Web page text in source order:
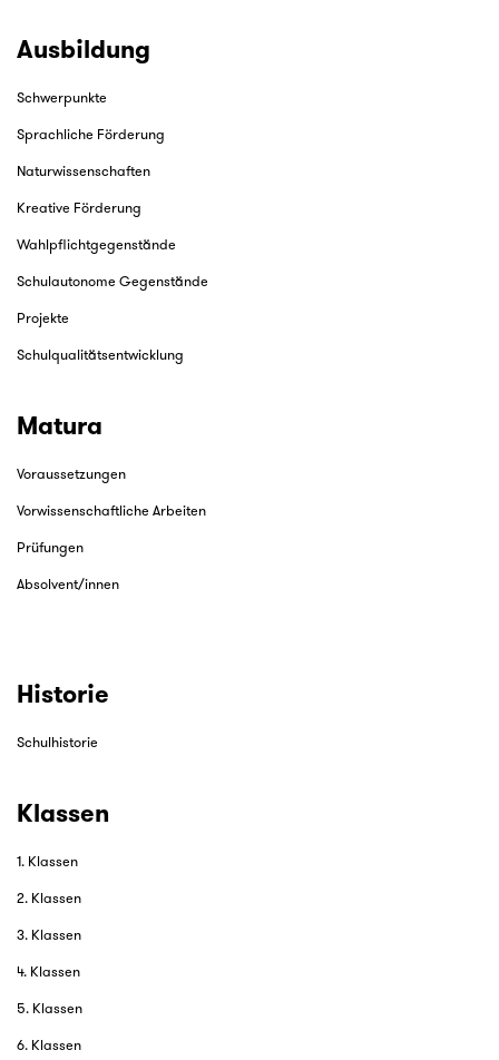
Ausbildung
Schwerpunkte
Sprachliche Förderung
Naturwissenschaften
Kreative Förderung
Wahlpflichtgegenstände
Schulautonome Gegenstände
Projekte
Schulqualitätsentwicklung
Matura
Voraussetzungen
Vorwissenschaftliche Arbeiten
Prüfungen
Absolvent/innen
Historie
Schulhistorie
Klassen
1. Klassen
2. Klassen
3. Klassen
4. Klassen
5. Klassen
6. Klassen